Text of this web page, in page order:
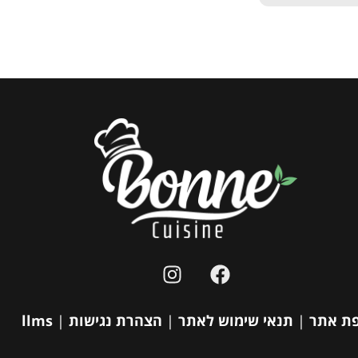
אתר | תנאי שימוש לאתר | הצהרת נגישות |
llms